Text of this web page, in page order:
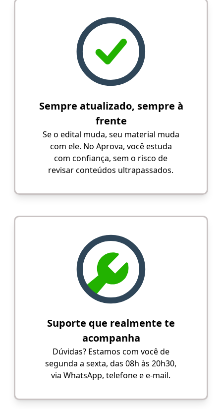
Sempre atualizado, sempre à
frente
Se o edital muda, seu material muda
com ele. No Aprova, você estuda
com confiança, sem o risco de
revisar conteúdos ultrapassados.
Suporte que realmente te
acompanha
Dúvidas? Estamos com você de
segunda a sexta, das 08h às 20h30,
via WhatsApp, telefone e e-mail.